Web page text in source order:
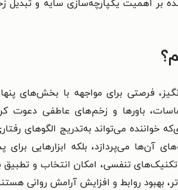
بر اهمیت یکپارچه‌سازی سایه و
فرصتی برای مواجهه با بخش‌های
باورها و زخم‌های عاطفی دعوت
خواننده می‌تواند به‌تدریج الگوهای
آن‌ها می‌پردازد، بلکه ابزارهایی
تنفسی، امکان انتخاب و تطبیق
بهبود روابط و افزایش آرامش روانی